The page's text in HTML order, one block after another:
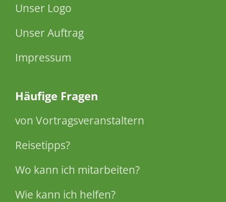
Unser Logo
Unser Auftrag
Impressum
Häufige Fragen
von Vortragsveranstaltern
Reisetipps?
Wo kann ich mitarbeiten?
Wie kann ich helfen?